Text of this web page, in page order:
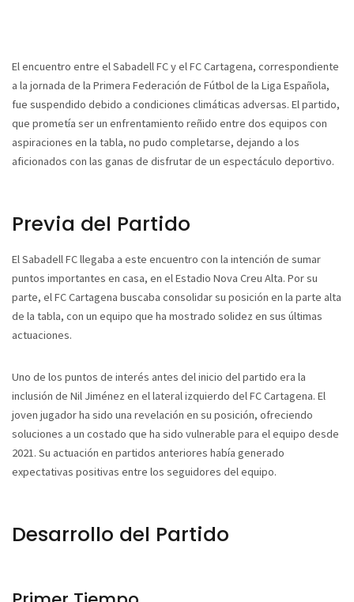
El encuentro entre el Sabadell FC y el FC Cartagena, correspondiente
a la jornada de la Primera Federación de Fútbol de la Liga Española,
fue suspendido debido a condiciones climáticas adversas. El partido,
que prometía ser un enfrentamiento reñido entre dos equipos con
aspiraciones en la tabla, no pudo completarse, dejando a los
aficionados con las ganas de disfrutar de un espectáculo deportivo.
Previa del Partido
El Sabadell FC llegaba a este encuentro con la intención de sumar
puntos importantes en casa, en el Estadio Nova Creu Alta. Por su
parte, el FC Cartagena buscaba consolidar su posición en la parte alta
de la tabla, con un equipo que ha mostrado solidez en sus últimas
actuaciones.
Uno de los puntos de interés antes del inicio del partido era la
inclusión de Nil Jiménez en el lateral izquierdo del FC Cartagena. El
joven jugador ha sido una revelación en su posición, ofreciendo
soluciones a un costado que ha sido vulnerable para el equipo desde
2021. Su actuación en partidos anteriores había generado
expectativas positivas entre los seguidores del equipo.
Desarrollo del Partido